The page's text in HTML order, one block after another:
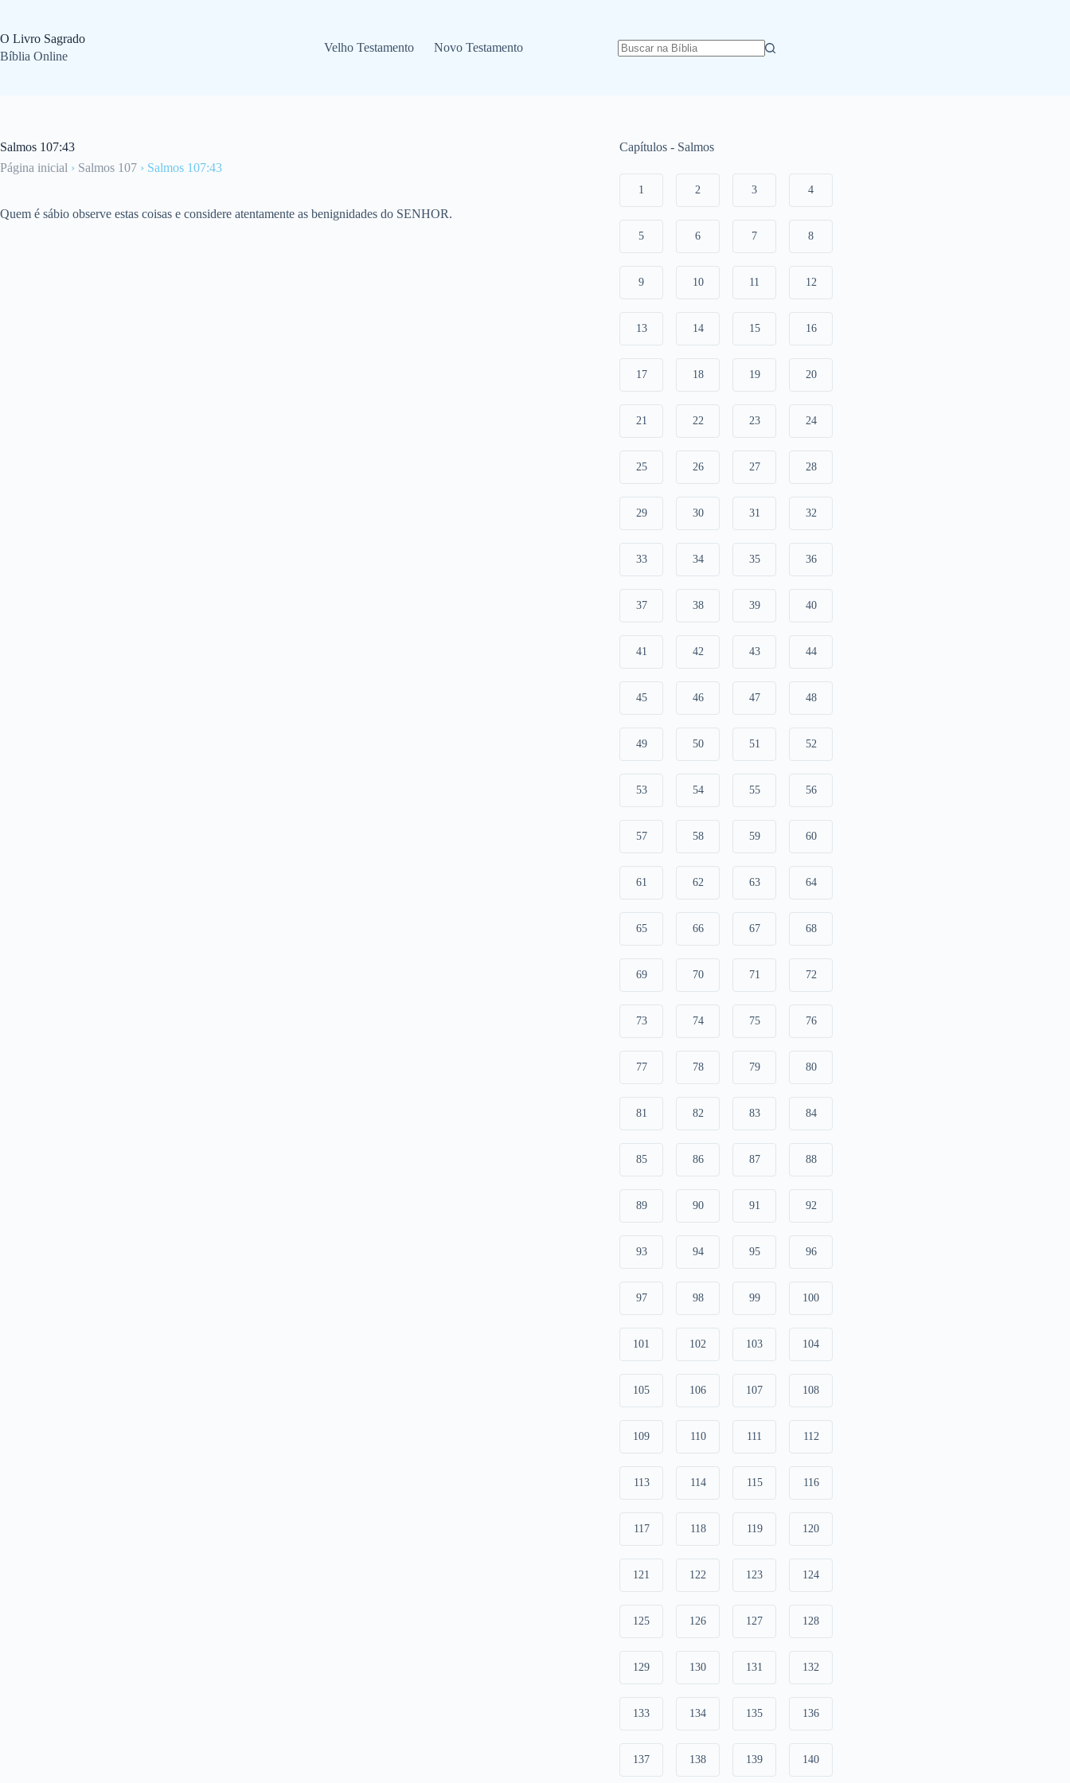
o
conteúdo
O Livro Sagrado
Bíblia Online
Velho Testamento Novo Testamento
Salmos 107:43
Página inicial › Salmos 107 › Salmos 107:43
Quem é sábio observe estas coisas e considere atentamente as benignidades do SENHOR.
Capítulos - Salmos
1 2 3 4
5 6 7 8
9 10 11 12
13 14 15 16
17 18 19 20
21 22 23 24
25 26 27 28
29 30 31 32
33 34 35 36
37 38 39 40
41 42 43 44
45 46 47 48
49 50 51 52
53 54 55 56
57 58 59 60
61 62 63 64
65 66 67 68
69 70 71 72
73 74 75 76
77 78 79 80
81 82 83 84
85 86 87 88
89 90 91 92
93 94 95 96
97 98 99 100
101 102 103 104
105 106 107 108
109 110 111 112
113 114 115 116
117 118 119 120
121 122 123 124
125 126 127 128
129 130 131 132
133 134 135 136
137 138 139 140